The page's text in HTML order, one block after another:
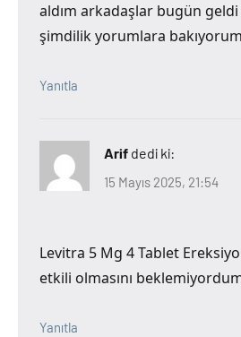
aldım arkadaşlar bugün
şimdilik yorumlara bakıyorum
Yanıtla
Arif dedi ki:
15 Mayıs 2025, 21:54
Levitra 5 Mg 4 Tablet
etkili olmasını
Yanıtla